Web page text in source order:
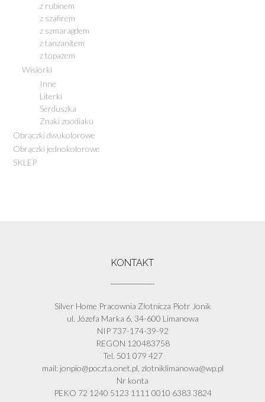
z rubinem
z szafirem
z szmaragdem
z tanzanitem
z topazem
Wisiorki
Inne
Literki
Serduszka
Znaki zoodiaku
Obrączki dwukolorowe
Obrączki jednokolorowe
SKLEP
KONTAKT
Silver Home Pracownia Złotnicza Piotr Jonik
ul. Józefa Marka 6, 34-600 Limanowa
NIP 737-174-39-92
REGON 120483758
Tel. 501 079 427
mail: jonpio@poczta.onet.pl, zlotniklimanowa@wp.pl
Nr konta
PEKO 72 1240 5123 1111 0010 6383 3824